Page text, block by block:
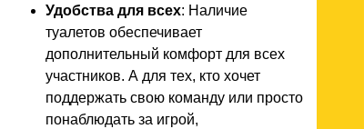
Удобства для всех: Наличие
туалетов обеспечивает
дополнительный комфорт для всех
участников. А для тех, кто хочет
поддержать свою команду или просто
понаблюдать за игрой,